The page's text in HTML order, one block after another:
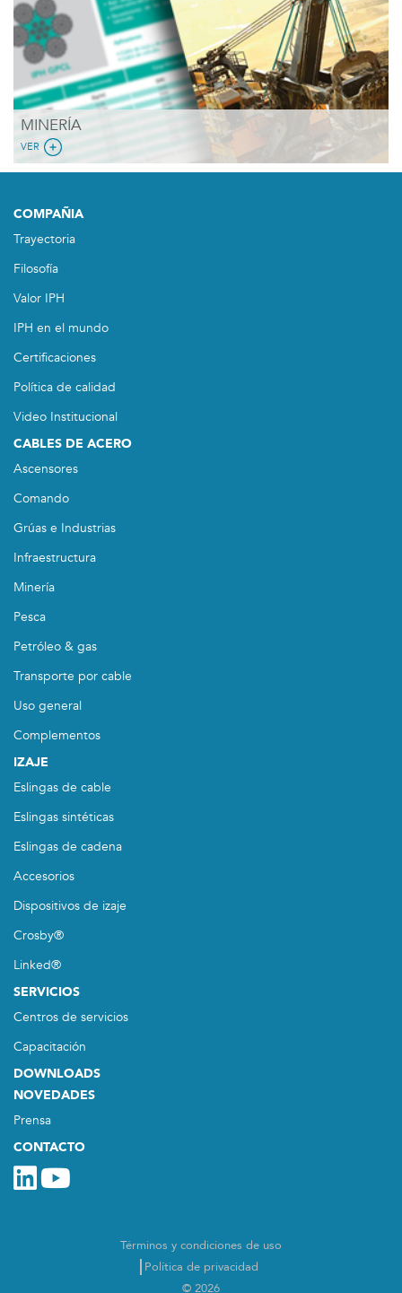
MINERÍA
VER
COMPAÑIA
Trayectoria
Filosofía
Valor IPH
IPH en el mundo
Certificaciones
Política de calidad
Video Institucional
CABLES DE ACERO
Ascensores
Comando
Grúas e Industrias
Infraestructura
Minería
Pesca
Petróleo & gas
Transporte por cable
Uso general
Complementos
IZAJE
Eslingas de cable
Eslingas sintéticas
Eslingas de cadena
Accesorios
Dispositivos de izaje
Crosby®
Linked®
SERVICIOS
Centros de servicios
Capacitación
DOWNLOADS
NOVEDADES
Prensa
CONTACTO
Términos y condiciones de uso
Política de privacidad
© 2026